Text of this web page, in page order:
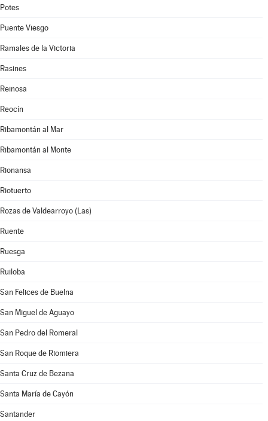
Potes
Puente Viesgo
Ramales de la Victoria
Rasines
Reinosa
Reocín
Ribamontán al Mar
Ribamontán al Monte
Rionansa
Riotuerto
Rozas de Valdearroyo (Las)
Ruente
Ruesga
Ruiloba
San Felices de Buelna
San Miguel de Aguayo
San Pedro del Romeral
San Roque de Riomiera
Santa Cruz de Bezana
Santa María de Cayón
Santander